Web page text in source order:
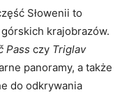
Słowenii to
krajobrazów.
Pass czy Triglav
‍panoramy, a także
do⁣ odkrywania